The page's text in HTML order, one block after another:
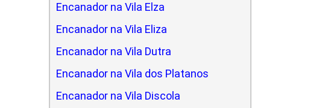
Encanador na Vila Elza
Encanador na Vila Eliza
Encanador na Vila Dutra
Encanador na Vila dos Platanos
Encanador na Vila Discola